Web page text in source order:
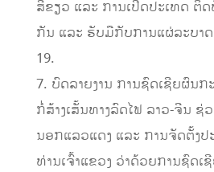
ສີຂຽວ ແລະ ການເປີດປະເທດ ຕິ
ກັນ ແລະ ຮັບມືກັບການແຜ່ລະບາ
19.
7. ບົດລາຍງານ ການຊົດເຊີຍຜົນກ
ກໍ່ສ້າງເສັ້ນທາງລົດໄຟ ລາວ-ຈີນ ຊ່
ນອກແລວແດງ ແລະ ການຈັດຕັ້ງ
ທ່ານເຈົ້າແຂວງ ວ່າດ້ວຍການຊົດ